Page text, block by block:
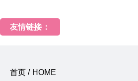
友情链接：
首页 / HOME